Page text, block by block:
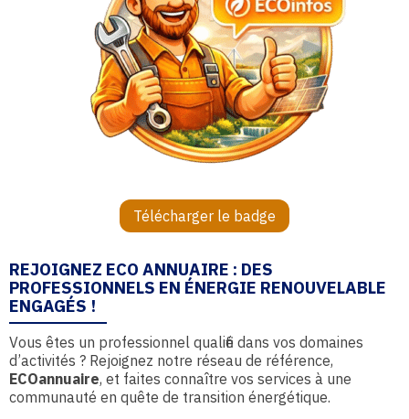
Télécharger le badge
REJOIGNEZ ECO ANNUAIRE : DES
PROFESSIONNELS EN ÉNERGIE RENOUVELABLE
ENGAGÉS !
Vous êtes un professionnel qualifié dans vos domaines
d’activités ? Rejoignez notre réseau de référence,
ECOannuaire, et faites connaître vos services à une
communauté en quête de transition énergétique.